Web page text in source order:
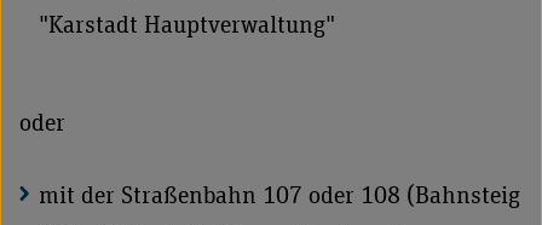
"Karstadt Hauptverwaltung"
oder
mit der Straßenbahn 107 oder 108 (Bahnsteig